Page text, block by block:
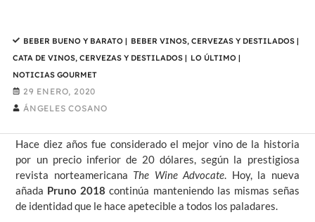
BEBER BUENO Y BARATO| BEBER VINOS, CERVEZAS Y DESTILADOS|
CATA DE VINOS, CERVEZAS Y DESTILADOS| LO ÚLTIMO|
NOTICIAS GOURMET
29 ENERO, 2020
ÁNGELES COSANO
Hace diez años fue considerado el mejor vino de la historia
por un precio inferior de 20 dólares, según la prestigiosa
revista norteamericana The Wine Advocate. Hoy, la nueva
añada Pruno 2018 continúa manteniendo las mismas señas
de identidad que le hace apetecible a todos los paladares.